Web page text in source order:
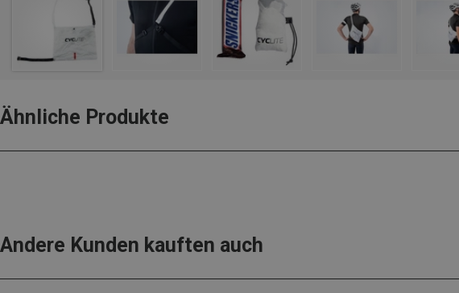
Ähnliche Produkte
Andere Kunden kauften auch